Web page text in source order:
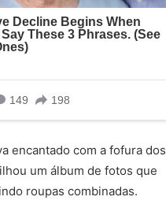
encantado com a fofura dos
um álbum de fotos que
roupas combinadas.